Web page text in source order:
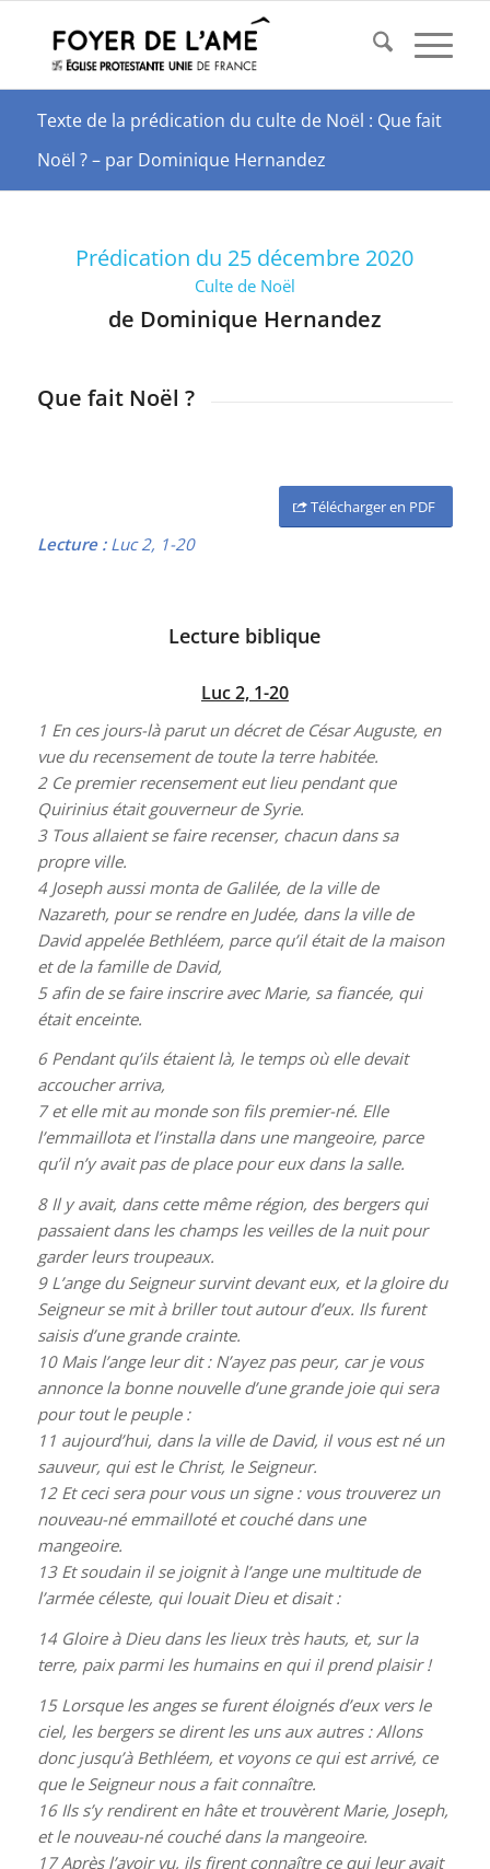
Texte de la prédication du culte de Noël : Que fait
Noël ? – par Dominique Hernandez
Prédication du 25 décembre 2020
Culte de Noël
de Dominique Hernandez
Que fait Noël ?
Télécharger en PDF
Lecture : Luc 2, 1-20
Lecture biblique
Luc 2, 1-20
1 En ces jours-là parut un décret de César Auguste, en
vue du recensement de toute la terre habitée.
2 Ce premier recensement eut lieu pendant que
Quirinius était gouverneur de Syrie.
3 Tous allaient se faire recenser, chacun dans sa
propre ville.
4 Joseph aussi monta de Galilée, de la ville de
Nazareth, pour se rendre en Judée, dans la ville de
David appelée Bethléem, parce qu’il était de la maison
et de la famille de David,
5 afin de se faire inscrire avec Marie, sa fiancée, qui
était enceinte.
6 Pendant qu’ils étaient là, le temps où elle devait
accoucher arriva,
7et elle mit au monde son fils premier-né. Elle
l’emmaillota et l’installa dans une mangeoire, parce
qu’il n’y avait pas de place pour eux dans la salle.
8 Il y avait, dans cette même région, des bergers qui
passaient dans les champs les veilles de la nuit pour
garder leurs troupeaux.
9 L’ange du Seigneur survint devant eux, et la gloire du
Seigneur se mit à briller tout autour d’eux. Ils furent
saisis d’une grande crainte.
10 Mais l’ange leur dit : N’ayez pas peur, car je vous
annonce la bonne nouvelle d’une grande joie qui sera
pour tout le peuple :
11 aujourd’hui, dans la ville de David, il vous est né un
sauveur, qui est le Christ, le Seigneur.
12 Et ceci sera pour vous un signe : vous trouverez un
nouveau-né emmailloté et couché dans une
mangeoire.
13 Et soudain il se joignit à l’ange une multitude de
l’armée céleste, qui louait Dieu et disait :
14 Gloire à Dieu dans les lieux très hauts, et, sur la
terre, paix parmi les humains en qui il prend plaisir !
15 Lorsque les anges se furent éloignés d’eux vers le
ciel, les bergers se dirent les uns aux autres : Allons
donc jusqu’à Bethléem, et voyons ce qui est arrivé, ce
que le Seigneur nous a fait connaître.
16 Ils s’y rendirent en hâte et trouvèrent Marie, Joseph,
et le nouveau-né couché dans la mangeoire.
17Après l’avoir vu, ils firent connaître ce qui leur avait